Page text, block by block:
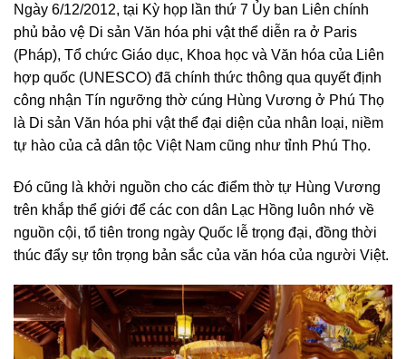
Ngày 6/12/2012, tại Kỳ họp lần thứ 7 Ủy ban Liên chính
phủ bảo vệ Di sản Văn hóa phi vật thể diễn ra ở Paris
(Pháp), Tổ chức Giáo dục, Khoa học và Văn hóa của Liên
hợp quốc (UNESCO) đã chính thức thông qua quyết định
công nhận Tín ngưỡng thờ cúng Hùng Vương ở Phú Thọ
là Di sản Văn hóa phi vật thể đại diện của nhân loại, niềm
tự hào của cả dân tộc Việt Nam cũng như tỉnh Phú Thọ.
Đó cũng là khởi nguồn cho các điểm thờ tự Hùng Vương
trên khắp thể giới để các con dân Lạc Hồng luôn nhớ về
nguồn cội, tổ tiên trong ngày Quốc lễ trọng đại, đồng thời
thúc đẩy sự tôn trọng bản sắc của văn hóa của người Việt.